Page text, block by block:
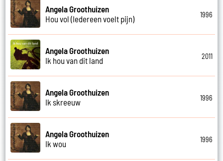
Angela Groothuizen
Hou vol (Iedereen voelt pijn)
1996
Angela Groothuizen
Ik hou van dit land
2011
Angela Groothuizen
Ik skreeuw
1996
Angela Groothuizen
Ik wou
1996